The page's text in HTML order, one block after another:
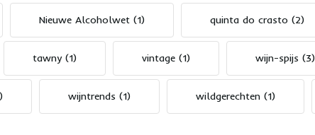
Nieuwe Alcoholwet (1) quinta do crasto (2)
tawny (1) vintage (1) wijn-spijs (3)
wijntrends (1) wildgerechten (1)